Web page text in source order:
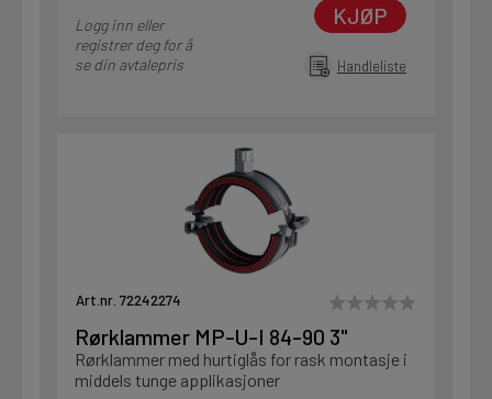
Logg inn eller
registrer deg for å
se din avtalepris
KJØP
Handleliste
Art.nr. 72242274
Rørklammer MP-U-I 84-90 3"
Rørklammer med hurtiglås for rask montasje i
middels tunge applikasjoner